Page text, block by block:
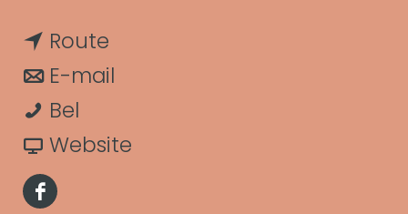
t
a
c
t
Route
a
r
E-mail
a
Bel
a
Website
F